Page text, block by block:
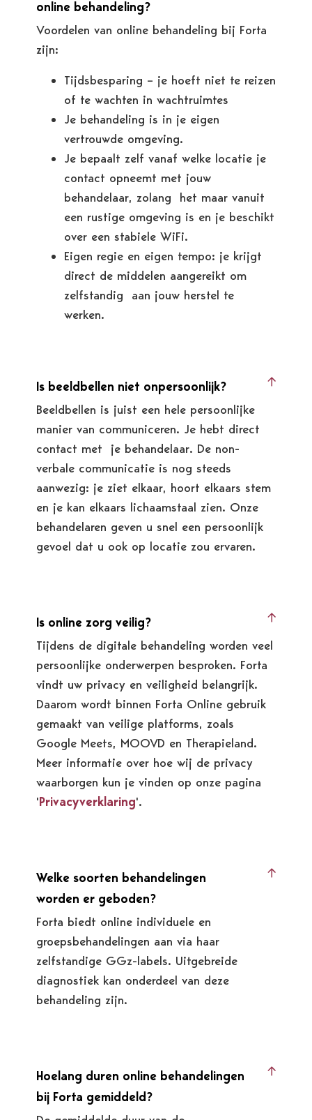
online behandeling?
Voordelen van online behandeling bij Forta
zijn:
Tijdsbesparing – je hoeft niet te reizen
of te wachten in wachtruimtes
Je behandeling is in je eigen
vertrouwde omgeving.
Je bepaalt zelf vanaf welke locatie je
contact opneemt met jouw
behandelaar, zolang het maar vanuit
een rustige omgeving is en je beschikt
over een stabiele WiFi.
Eigen regie en eigen tempo: je krijgt
direct de middelen aangereikt om
zelfstandig aan jouw herstel te
werken.
Is beeldbellen niet onpersoonlijk?
Beeldbellen is juist een hele persoonlijke
manier van communiceren. Je hebt direct
contact met je behandelaar. De non-
verbale communicatie is nog steeds
aanwezig: je ziet elkaar, hoort elkaars stem
en je kan elkaars lichaamstaal zien. Onze
behandelaren geven u snel een persoonlijk
gevoel dat u ook op locatie zou ervaren.
Is online zorg veilig?
Tijdens de digitale behandeling worden veel
persoonlijke onderwerpen besproken. Forta
vindt uw privacy en veiligheid belangrijk.
Daarom wordt binnen Forta Online gebruik
gemaakt van veilige platforms, zoals
Google Meets, MOOVD en Therapieland.
Meer informatie over hoe wij de privacy
waarborgen kun je vinden op onze pagina
'Privacyverklaring'.
Welke soorten behandelingen
worden er geboden?
Forta biedt online individuele en
groepsbehandelingen aan via haar
zelfstandige GGz-labels. Uitgebreide
diagnostiek kan onderdeel van deze
behandeling zijn.
Hoelang duren online behandelingen
bij Forta gemiddeld?